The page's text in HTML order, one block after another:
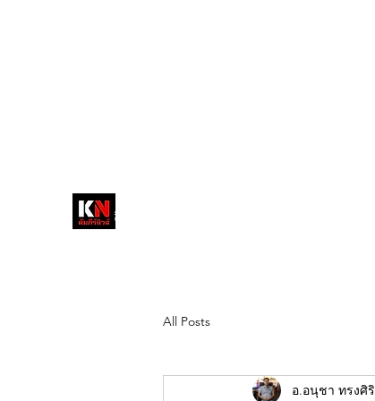
วส์
สื่อลึกวงการสงฆ์ เจาะตรงพระเครื่อง
All Posts
อ.อนุชา ทรงศิริ